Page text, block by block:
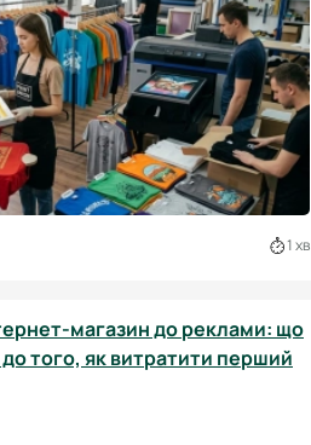
1 хв
магазин до реклами: що
того, як витратити перший